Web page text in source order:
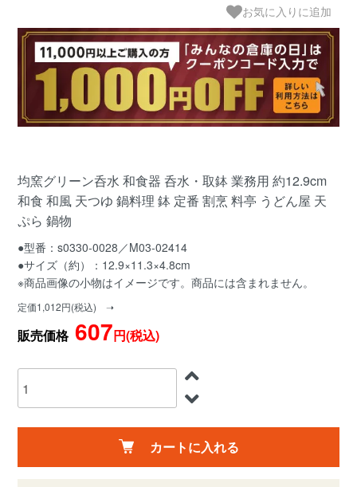
お気に入りに追加
均窯グリーン呑水 和食器 呑水・取鉢 業務用 約12.9cm
和食 和風 天つゆ 鍋料理 鉢 定番 割烹 料亭 うどん屋 天
ぷら 鍋物
●型番：s0330-0028／M03-02414
●サイズ（約）：12.9×11.3×4.8cm
※商品画像の小物はイメージです。商品には含まれません。
定価1,012円(税込) ➝
販売価格607円(税込)
カートに入れる